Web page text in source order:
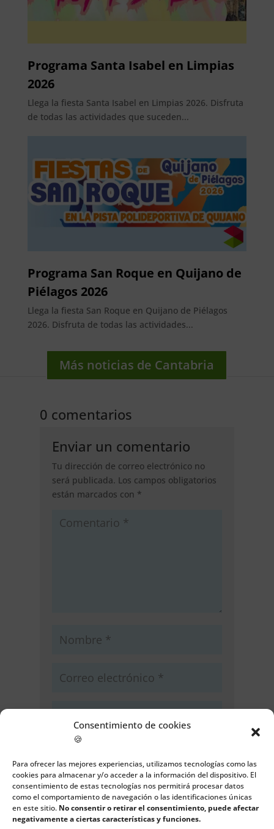
Consentimiento de cookies
🍪
Para ofrecer las mejores experiencias, utilizamos tecnologías como las
cookies para almacenar y/o acceder a la información del dispositivo. El
consentimiento de estas tecnologías nos permitirá procesar datos
como el comportamiento de navegación o las identificaciones únicas
en este sitio. No consentir o retirar el consentimiento, puede afectar
negativamente a ciertas características y funciones.
Programa Santa Isabel en Limpias
2026
Llega la fiesta Santa Isabel en Limpias 2026. Disfruta
de todas las actividades que suceden...
Programa San Roque en Quijano de
Piélagos 2026
Llega la fiesta San Roque en Quijano de Piélagos
2026. Disfruta de todas las actividades...
Más noticias de Cantabria
0 comentarios
Enviar un comentario
Tu dirección de correo electrónico no
será publicada. Los campos obligatorios
están marcados con *
Guarda mi nombre, correo
electrónico y web en este navegador
para la próxima vez que comente.
Enviar comentario